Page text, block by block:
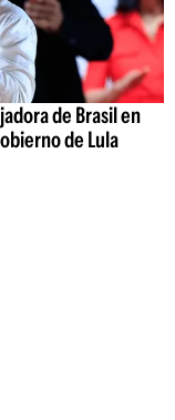
de Brasil en
de Lula